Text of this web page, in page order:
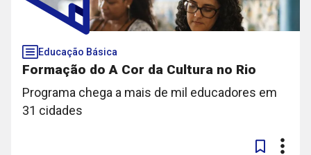
Educação Básica
Formação do A Cor da Cultura no Rio
Programa chega a mais de mil educadores em
31 cidades